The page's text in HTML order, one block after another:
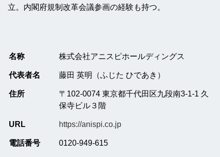
立。内閣府規制改革会議参画の経験も持つ。
名称 株式会社アニスピホールディングス
代表者名 藤田 英明（ふじた ひであき）
住所
〒102-0074 東京都千代田区九段南3-1-1 久
保寺ビル３階
URL https://anispi.co.jp
電話番号 0120-949-615